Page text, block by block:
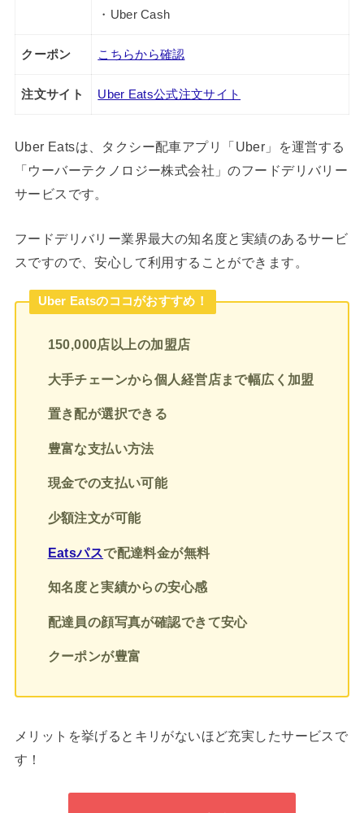
・Uber Cash
クーポン こちらから確認
注文サイト Uber Eats公式注文サイト
Uber Eatsは、タクシー配車アプリ「Uber」を運営する
「ウーバーテクノロジー株式会社」のフードデリバリー
サービスです。
フードデリバリー業界最大の知名度と実績のあるサービ
スですので、安心して利用することができます。
Uber Eatsのココがおすすめ！
150,000店以上の加盟店
大手チェーンから個人経営店まで幅広く加盟
置き配が選択できる
豊富な支払い方法
現金での支払い可能
少額注文が可能
Eatsパスで配達料金が無料
知名度と実績からの安心感
配達員の顔写真が確認できて安心
クーポンが豊富
メリットを挙げるとキリがないほど充実したサービスで
す！